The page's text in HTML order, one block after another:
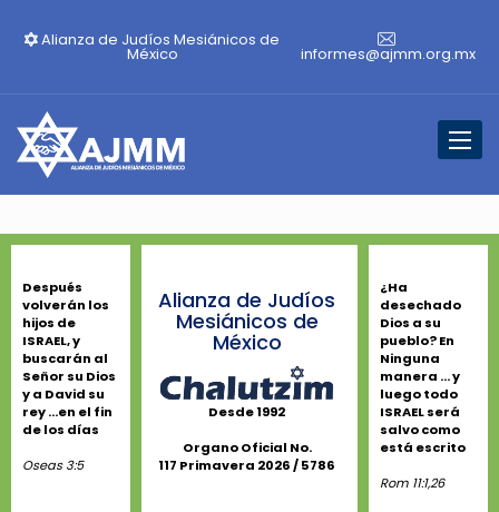
Alianza de Judíos Mesiánicos de
México informes@ajmm.org.mx
Después
volverán los
hijos de
ISRAEL, y
buscarán al
Señor su Dios
y a David su
rey ...en el fin
de los días
Oseas 3:5
Alianza de Judíos
Mesiánicos de
México
Desde 1992
Organo Oficial No.
117 Primavera 2026 / 5786
¿Ha
desechado
Dios a su
pueblo? En
Ninguna
manera ... y
luego todo
ISRAEL será
salvo como
está escrito
Rom 11:1,26